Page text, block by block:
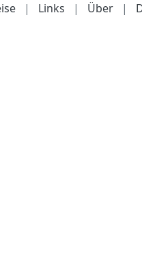
| Links | Über |